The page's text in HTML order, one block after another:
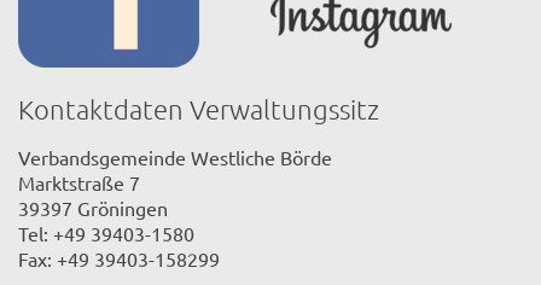
Kontaktdaten Verwaltungssitz
Verbandsgemeinde Westliche Börde
Marktstraße 7
39397 Gröningen
Tel: +49 39403-1580
Fax: +49 39403-158299